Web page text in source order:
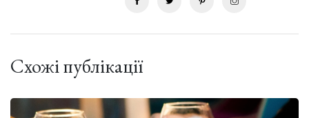
Схожі публікації